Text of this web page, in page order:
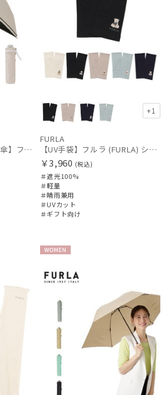
【晴雨兼用折りたたみ日傘】フルラ (FURLA) ジャガードグログラン 遮光100 遮熱 UV100 軽量
+1
FURLA
【UV手袋】フルラ (FURLA) ショート ＵＶ手袋 ハートベア 指無し
￥3,960 (税込)
＃遮光100%
＃軽量
＃晴雨兼用
＃UVカット
＃ギフト向け
N